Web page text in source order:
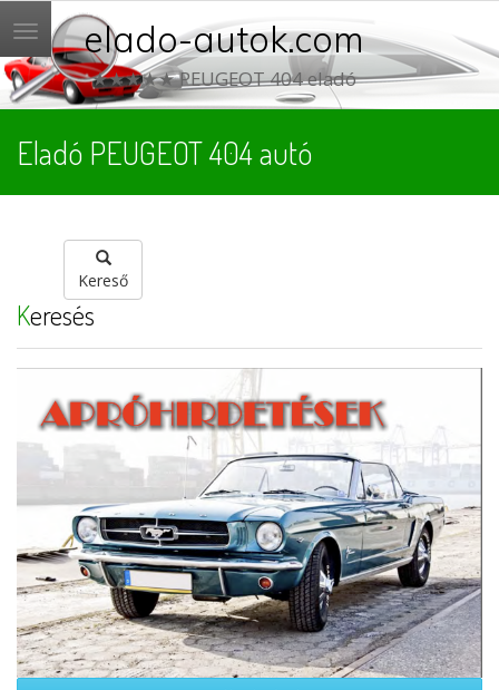
Menü elado-autok.com
★★★★★ PEUGEOT 404 eladó
Eladó PEUGEOT 404 autó
Kereső
Keresés